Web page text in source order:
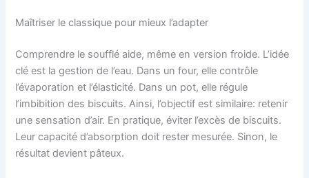
Maîtriser le classique pour mieux l’adapter
Comprendre le soufflé aide, même en version froide. L’idée
clé est la gestion de l’eau. Dans un four, elle contrôle
l’évaporation et l’élasticité. Dans un pot, elle régule
l’imbibition des biscuits. Ainsi, l’objectif est similaire: retenir
une sensation d’air. En pratique, éviter l’excès de biscuits.
Leur capacité d’absorption doit rester mesurée. Sinon, le
résultat devient pâteux.